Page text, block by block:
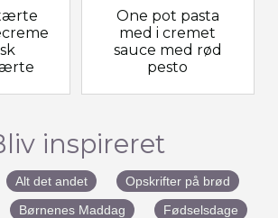
One pot pasta
med i cremet
sauce med rød
pesto
inspireret
Alt det andet
Opskrifter på brød
Børnenes Maddag
Fødselsdage